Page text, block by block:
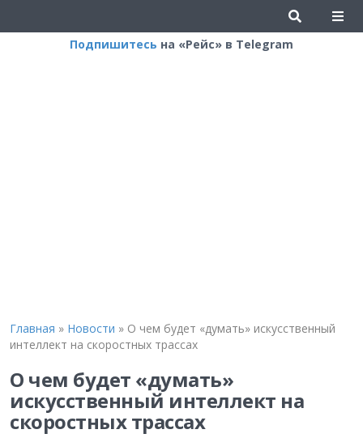
Подпишитесь на «Рейс» в Telegram
Главная » Новости » О чем будет «думать» искусственный
интеллект на скоростных трассах
О чем будет «думать»
искусственный интеллект на
скоростных трассах